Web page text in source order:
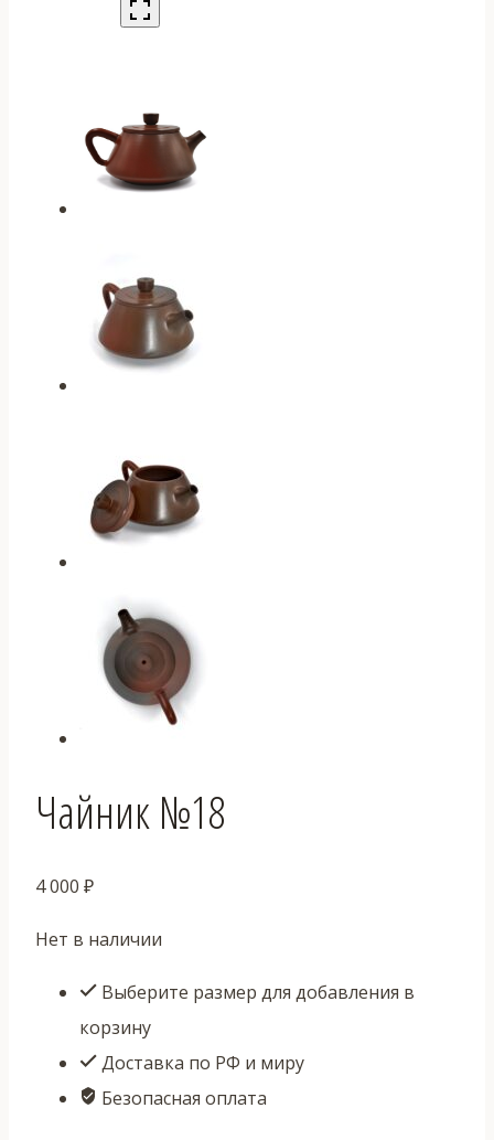
Чайник №18
4 000 ₽
Нет в наличии
Выберите размер для добавления в
корзину
Доставка по РФ и миру
Безопасная оплата